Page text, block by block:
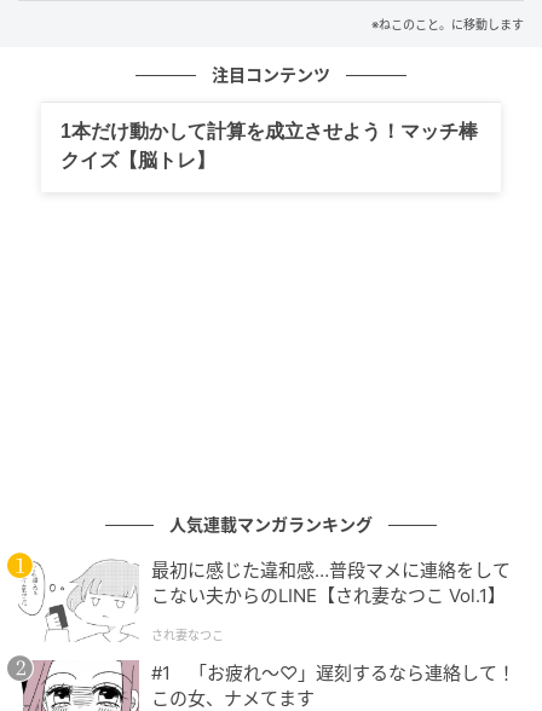
今日もベッドに連れていってあげるのでした。※ねこのこと。に移動します
注目コンテンツ
1本だけ動かして計算を成立させよう！マッチ棒
クイズ【脳トレ】
人気連載マンガランキング
最初に感じた違和感…普段マメに連絡をして
こない夫からのLINE【され妻なつこ Vol.1】
され妻なつこ
#1 「お疲れ〜♡」遅刻するなら連絡して！
この女、ナメてます